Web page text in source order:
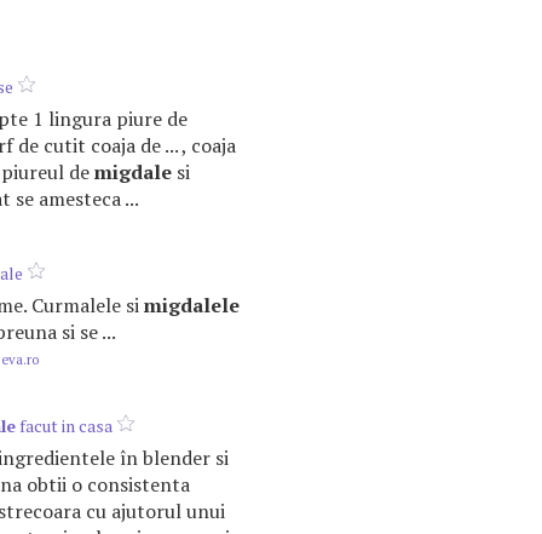
1 lingura piure de
de cutit coaja de ... , coaja
demigdale si
se amesteca ...
Curmalele simigdalele
si se ...
facut in casa
în blender si
obtii o consistenta
cu ajutorul unui